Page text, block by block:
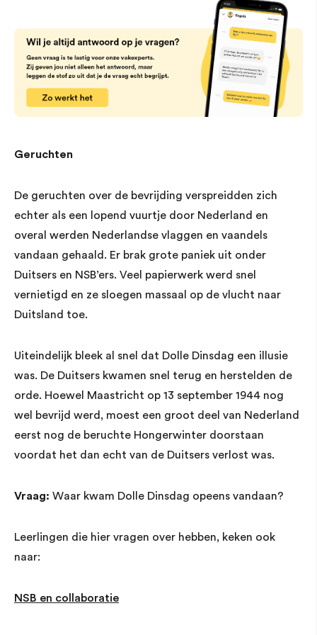
Geruchten
De geruchten over de bevrijding verspreidden zich
echter als een lopend vuurtje door Nederland en
overal werden Nederlandse vlaggen en vaandels
vandaan gehaald. Er brak grote paniek uit onder
Duitsers en NSB’ers. Veel papierwerk werd snel
vernietigd en ze sloegen massaal op de vlucht naar
Duitsland toe.
Uiteindelijk bleek al snel dat Dolle Dinsdag een illusie
was. De Duitsers kwamen snel terug en herstelden de
orde. Hoewel Maastricht op 13 september 1944 nog
wel bevrijd werd, moest een groot deel van Nederland
eerst nog de beruchte Hongerwinter doorstaan
voordat het dan echt van de Duitsers verlost was.
Vraag: Waar kwam Dolle Dinsdag opeens vandaan?
Leerlingen die hier vragen over hebben, keken ook
naar:
NSB en collaboratie